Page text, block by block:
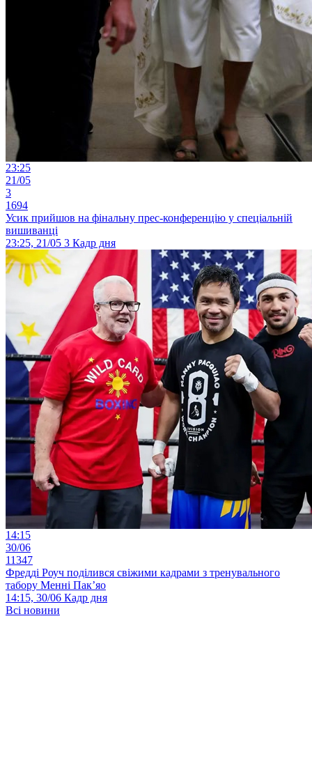
23:25
21/05
3
1694
Усик прийшов на фінальну прес-конференцію у спеціальній
вишиванці
23:25, 21/05 3 Кадр дня
14:15
30/06
11347
Фредді Роуч поділився свіжими кадрами з тренувального
табору Менні Пак’яо
14:15, 30/06 Кадр дня
Всі новини